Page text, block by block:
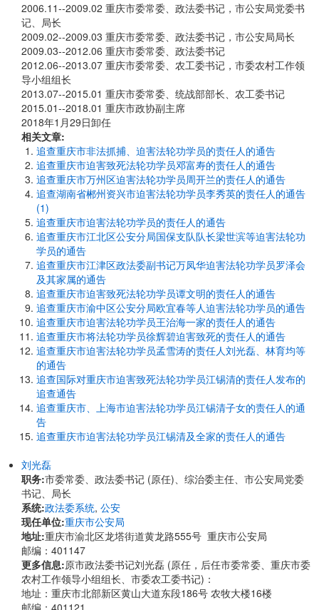
2006.11--2009.02 重庆市委常委、政法委书记，市公安局党委书
记、局长
2009.02--2009.03 重庆市委常委、政法委书记，市公安局局长
2009.03--2012.06 重庆市委常委、政法委书记
2012.06--2013.07 重庆市委常委、农工委书记，市委农村工作领
导小组组长
2013.07--2015.01 重庆市委常委、统战部部长、农工委书记
2015.01--2018.01 重庆市政协副主席
2018年1月29日卸任
相关文章:
追查重庆市非法抓捕、迫害法轮功学员的责任人的通告
追查重庆市迫害致死法轮功学员邓富寿的责任人的通告
追查重庆市万州区迫害法轮功学员周开兰的责任人的通告
追查湖南省郴州资兴市迫害法轮功学员李秀英的责任人的通告
(1)
追查重庆市迫害法轮功学员的责任人的通告
追查重庆市江北区公安分局国保支队队长梁世滨等迫害法轮功
学员的通告
追查重庆市江津区政法委副书记万凤华迫害法轮功学员罗泽会
及其家属的通告
追查重庆市迫害致死法轮功学员谭文明的责任人的通告
追查重庆市渝中区公安分局欧宜春等人迫害法轮功学员的通告
追查重庆市迫害法轮功学员王治海一家的责任人的通告
追查重庆市将法轮功学员徐辉碧迫害致死的责任人的通告
追查重庆市迫害法轮功学员孟雪涛的责任人刘光磊、林育均等
的通告
追查国际对重庆市迫害致死法轮功学员江锡清的责任人发布的
追查通告
追查重庆市、上海市迫害法轮功学员江锡清子女的责任人的通
告
追查重庆市迫害法轮功学员江锡清及全家的责任人的通告
刘光磊
职务:市委常委、政法委书记 (原任)、综治委主任、市公安局党委
书记、局长
系统:政法委系统, 公安
现任单位:重庆市公安局
地址:重庆市渝北区龙塔街道黄龙路555号 重庆市公安局
邮编：401147
更多信息:原市政法委书记刘光磊 (原任，后任市委常委、重庆市委
农村工作领导小组组长、市委农工委书记)：
地址：重庆市北部新区黄山大道东段186号 农牧大楼16楼
邮编：401121